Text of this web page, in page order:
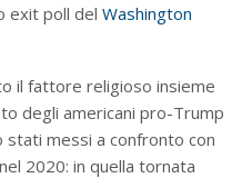
exit poll del Washington
il fattore religioso insieme
degli americani pro-Trump
messi a confronto con
2020: in quella tornata